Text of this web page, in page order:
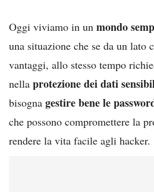
Oggi viviamo in un mondo
una situazione che se da un lato
vantaggi, allo stesso tempo
nella protezione dei dati
bisogna gestire bene le
che possono compromettere la
rendere la vita facile agli hacker.